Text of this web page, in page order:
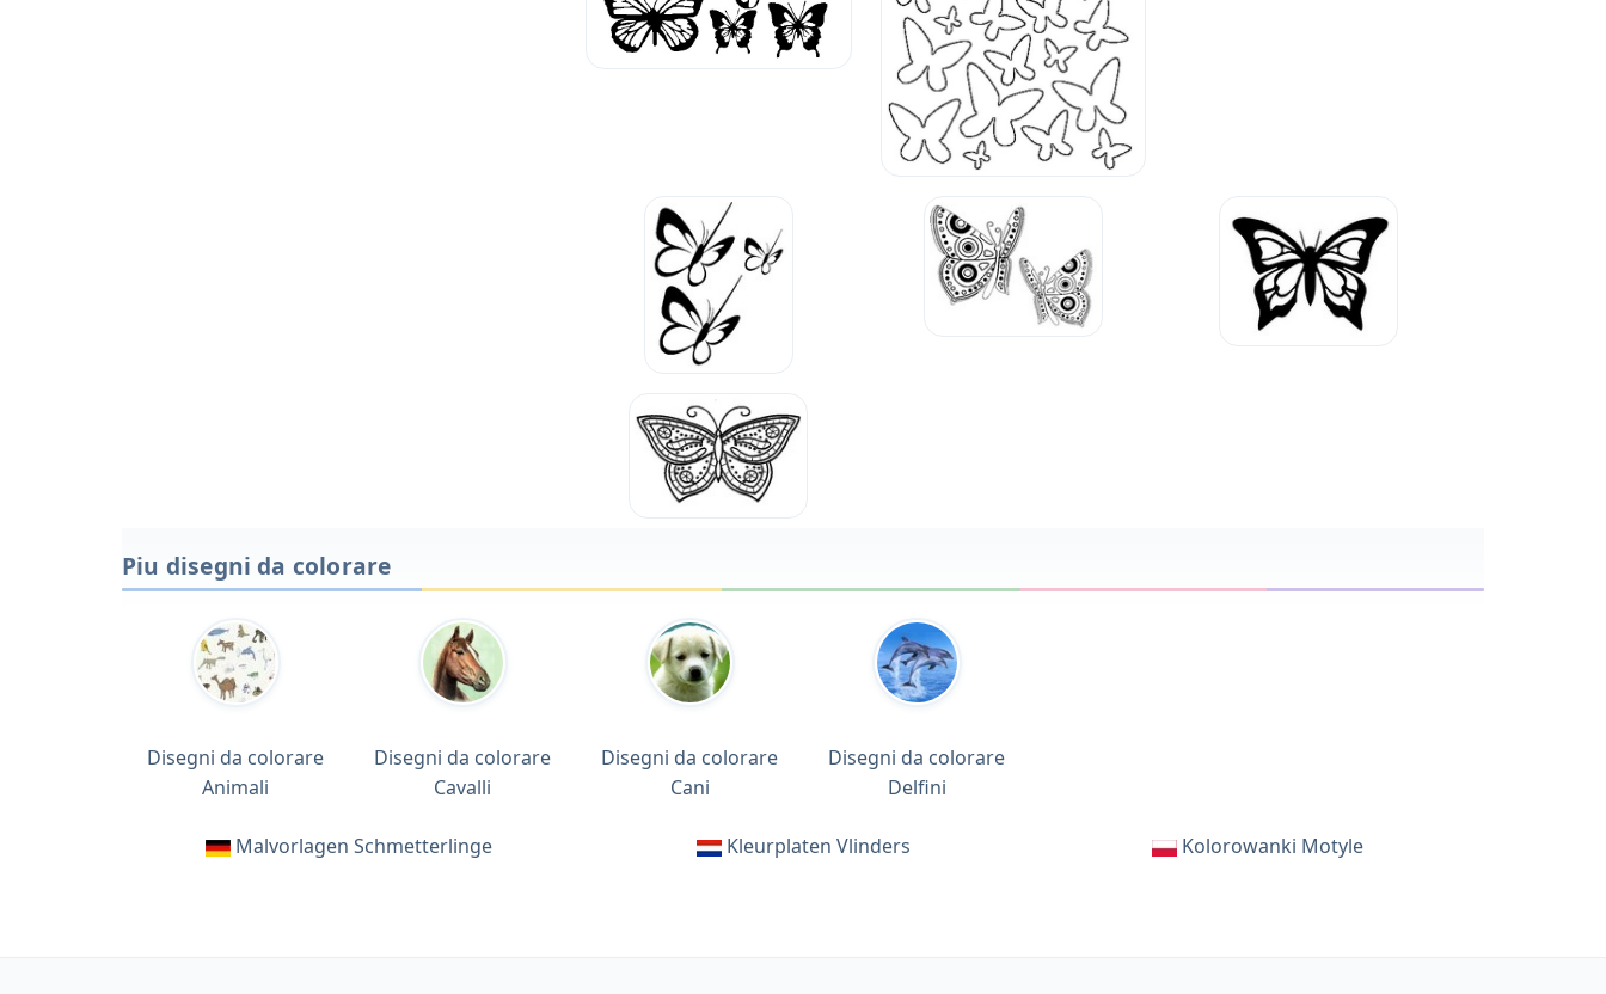
Piu disegni da colorare
Disegni da colorare
Animali
Disegni da colorare
Cavalli
Disegni da colorare
Cani
Disegni da colorare
Delfini
Malvorlagen Schmetterlinge Kleurplaten Vlinders Kolorowanki Motyle